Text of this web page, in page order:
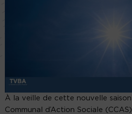
À la veille de cette nouvelle
Communal d’Action Sociale